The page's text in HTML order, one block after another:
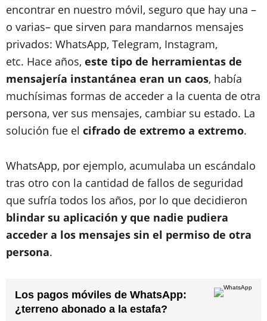
encontrar en nuestro móvil, seguro que hay una –
o varias– que sirven para mandarnos mensajes
privados: WhatsApp, Telegram, Instagram,
etc. Hace años, este tipo de herramientas de
mensajería instantánea eran un caos, había
muchísimas formas de acceder a la cuenta de otra
persona, ver sus mensajes, cambiar su estado. La
solución fue el cifrado de extremo a extremo.
WhatsApp, por ejemplo, acumulaba un escándalo
tras otro con la cantidad de fallos de seguridad
que sufría todos los años, por lo que decidieron
blindar su aplicación y que nadie pudiera
acceder a los mensajes sin el permiso de otra
persona.
Los pagos móviles de WhatsApp:
¿terreno abonado a la estafa?